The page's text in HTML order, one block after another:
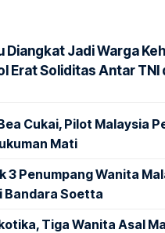
Diangkat Jadi Warga
Erat Soliditas Antar TNI
Cukai, Pilot Malaysia
Mati
3 Penumpang Wanita
Bandara Soetta
Tiga Wanita Asal